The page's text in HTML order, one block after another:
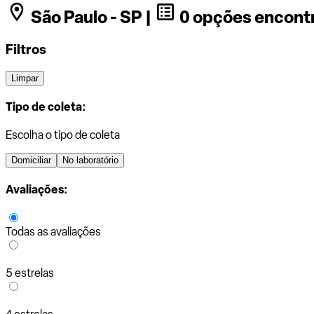
São Paulo - SP |
0 opções
Filtros
Limpar
Tipo de coleta:
Escolha o tipo de coleta
Domiciliar No laboratório
Avaliações:
Todas as avaliações
5 estrelas